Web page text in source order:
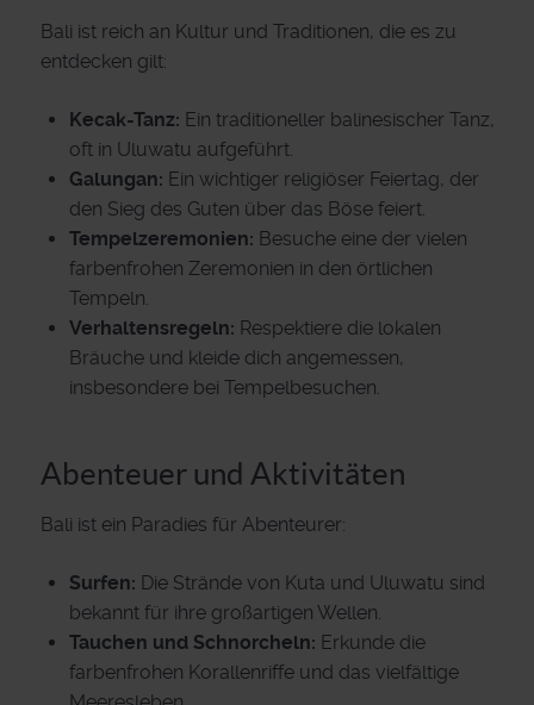
Bali ist reich an Kultur und Traditionen, die es zu
entdecken gilt:
Kecak-Tanz: Ein traditioneller balinesischer Tanz,
oft in Uluwatu aufgeführt.
Galungan: Ein wichtiger religiöser Feiertag, der
den Sieg des Guten über das Böse feiert.
Tempelzeremonien: Besuche eine der vielen
farbenfrohen Zeremonien in den örtlichen
Tempeln.
Verhaltensregeln: Respektiere die lokalen
Bräuche und kleide dich angemessen,
insbesondere bei Tempelbesuchen.
Abenteuer und Aktivitäten
Bali ist ein Paradies für Abenteurer:
Surfen: Die Strände von Kuta und Uluwatu sind
bekannt für ihre großartigen Wellen.
Tauchen und Schnorcheln: Erkunde die
farbenfrohen Korallenriffe und das vielfältige